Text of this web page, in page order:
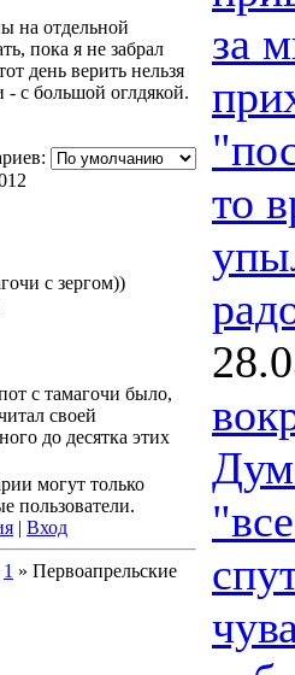
на отдельной
пока я не забрал
день верить нельзя
с большой оглдякой.
с зергом))
с тамагочи было,
своей
до десятка этих
могут только
пользователи.
| Вход
1 » Первоапрельские
за
то